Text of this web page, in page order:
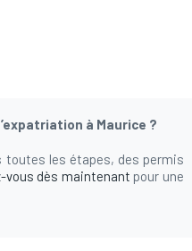
à Maurice ?
toutes les étapes, des permis
vous dès maintenant pour une